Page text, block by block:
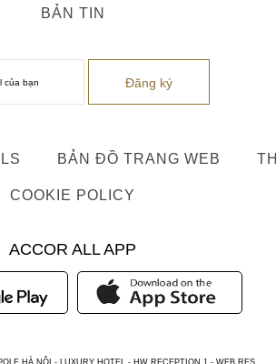
BẢN TIN
BẢN ĐỒ TRANG WEB
COOKIE POLICY
ACCOR ALL APP
HÀ NỘI - LUXURY HOTEL - HW RECEPTION 1 - WEB RES